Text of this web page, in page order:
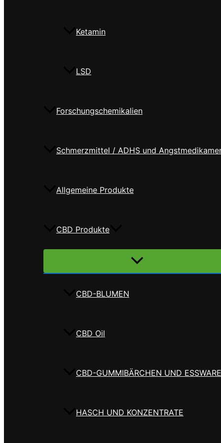
Ketamin
LSD
Forschungschemikalien
Schmerzmittel / ADHS und
Allgemeine Produkte
CBD Produkte
Menü
CBD-BLUMEN
CBD Oil
CBD-GUMMIBÄRCHEN UND
HASCH UND KONZENTRATE